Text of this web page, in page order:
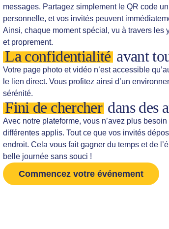
messages. Partagez simplement le QR code
personnelle, et vos invités peuvent
Ainsi, chaque moment spécial, vu à travers les
et proprement.
La confidentialitéavant
Votre page photo et vidéo n’est accessible
le lien direct. Vous profitez ainsi d’un
sérénité.
Fini de chercher dans des
Avec notre plateforme, vous n’avez plus
différentes applis. Tout ce que vos invités
endroit. Cela vous fait gagner du temps et de
belle journée sans souci !
Commencez votre événement